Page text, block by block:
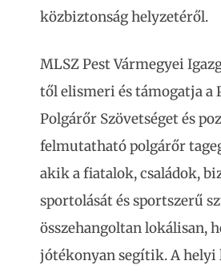
közbiztonság helyzetéről.
MLSZ Pest Vármegyei
től elismeri és támogatja a
Polgárőr Szövetséget és
felmutatható polgárőr
akik a fiatalok, családok,
sportolását és sportszerű
összehangoltan lokálisan,
jótékonyan segítik. A helyi